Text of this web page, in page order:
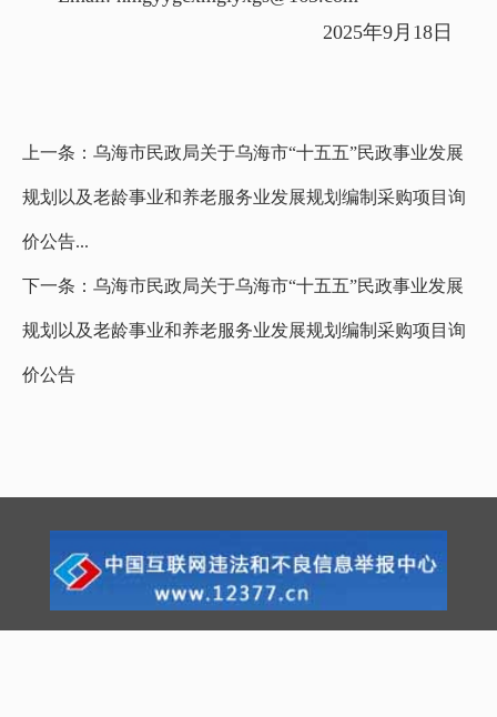
2025年9月18日
上一条： 乌海市民政局关于乌海市“十五五”民政事业发展
规划以及老龄事业和养老服务业发展规划编制采购项目询
价公告...
下一条： 乌海市民政局关于乌海市“十五五”民政事业发展
规划以及老龄事业和养老服务业发展规划编制采购项目询
价公告